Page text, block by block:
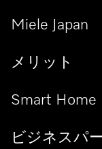
Miele Japan
メリット
Smart Home
ビジネスパ